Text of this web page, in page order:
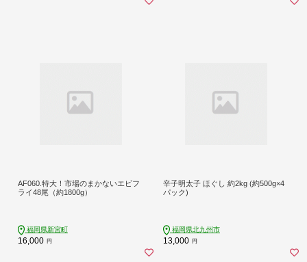
AF060.特大！市場のまかないエビフ
ライ48尾（約1800g）
福岡県新宮町
16,000 円
辛子明太子 ほぐし 約2kg (約500g×4
パック)
福岡県北九州市
13,000 円